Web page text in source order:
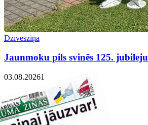
Dzīvesziņa
Jaunmoku pils svinēs 125. jubileju
03.08.20261